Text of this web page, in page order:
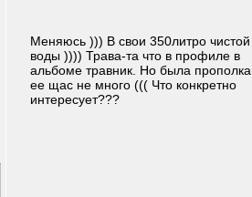
Меняюсь ))) В свои 350литро чистой
воды )))) Трава-та что в профиле в
альбоме травник. Но была
ее щас не много ((( Что конкретно
интересует???